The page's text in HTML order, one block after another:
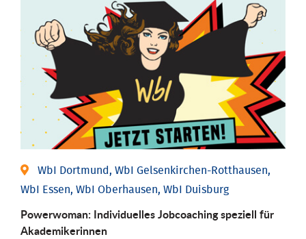
WbI Dortmund, WbI Gelsenkirchen-Rotthausen,
WbI Essen, WbI Oberhausen, WbI Duisburg
Powerwoman: Individu­elles Job­coaching speziell für
Aka­demiker­innen